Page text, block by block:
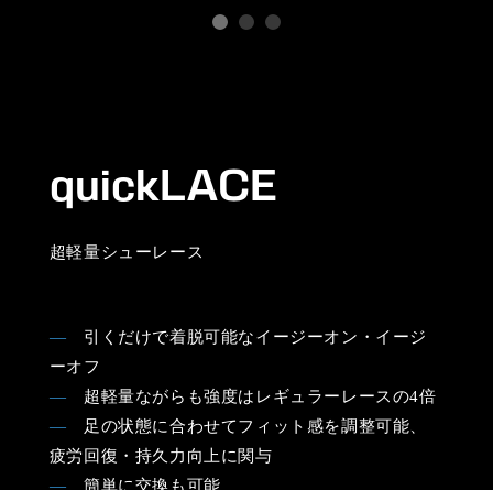
quickLACE
超軽量シューレース
― 引くだけで着脱可能なイージーオン・イージ
ーオフ
― 超軽量ながらも強度はレギュラーレースの4倍
― 足の状態に合わせてフィット感を調整可能、
疲労回復・持久力向上に関与
― 簡単に交換も可能